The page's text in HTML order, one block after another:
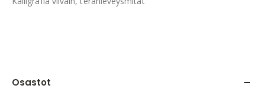
Osastot